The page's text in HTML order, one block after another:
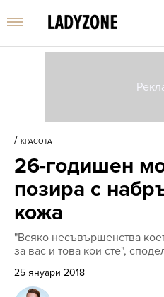
/ КРАСОТА
26-годишен
позира с
кожа
"Всяко несъвършенства
за вас и това кои сте",
25 януари 2018